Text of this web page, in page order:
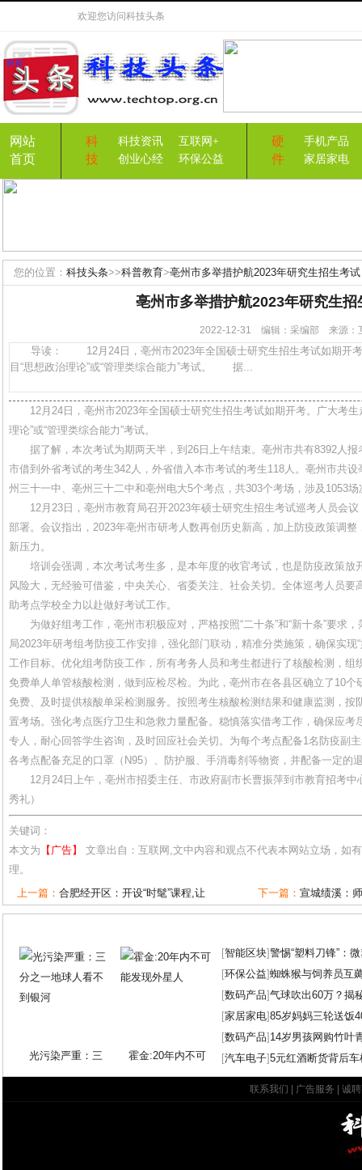
欢迎您访问科技头条
网站
首页
科
技
科技资讯
互联网+
创业心经
环保公益
硬
件
手机产品
家居家电
您的位置： 科技头条>>科普教育>亳州市多举措护航2023年研究生招生考试
亳州市多举措护航2023年研究生招
2022-12-31 编辑：采编部 来源
导读： 12月24日，亳州市2023年全国硕士研究生招生考试如期开考
目“思想政治理论”或“管理类综合能力”考试。 据...
12月24日，亳州市2023年全国硕士研究生招生考试如期开考。广大考生
理论”或“管理类综合能力”考试。
据了解，本次考试为期两天半，到26日上午结束。亳州市共有8392人报
市借到外省考试的考生342人，外省借入本市考试的考生118人。亳州市共
州三十一中、亳州三十二中和亳州电大5个考点，共303个考场，涉及1053场
12月23日，亳州市教育局召开2023年硕士研究生招生考试巡考人员会议
部署。会议指出，2023年亳州市研考人数再创历史新高，加上防疫政策调
新压力。
培训会强调，本次考试考生多，是本年度的收官考试，也是防疫政策放
风险大，无经验可借鉴，中央关心、省委关注、社会关切。全体巡考人员要
助考点学校全力以赴做好考试工作。
为做好组考工作，亳州市积极应对，严格按照“二十条”和“新十条”要求
局2023年研考组考防疫工作安排，强化部门联动，精准分类施策，确保实现
工作目标。优化组考防疫工作，所有考务人员和考生都进行了核酸检测，组
免费单人单管核酸检测，做到应检尽检。为此，亳州市在各县区确立了10
免费、及时提供核酸单采检测服务。按照考生核酸检测结果和健康监测，按
置考场。强化考点医疗卫生和急救力量配备。稳慎落实借考工作，确保应考
专人，耐心回答学生咨询，及时回应社会关切。为每个考点配备1名防疫副
各考点配备充足的口罩（N95）、防护服、手消毒剂等物资，并配备一定的
12月24日上午，亳州市招委主任、市政府副市长曹振萍到市教育招考中
秀礼）
关键词：
本文为 【广告】
文章出自：互联网,文中内容和观点不代表本网站立场，如
理。
上一篇： 合肥经开区：开设“时髦”课程,让 下一篇： 宣城绩溪：
光污染严重：三 霍金:20年内不可
[智能区块]警惕“塑料刀锋”：
[环保公益]蜘蛛猴与饲养员互
[数码产品]气球吹出60万？揭
[家居家电]85岁妈妈三轮送饭
[数码产品] 14岁男孩网购竹叶
[汽车电子]5元红酒断货背后
联系我们 广告服务 诚